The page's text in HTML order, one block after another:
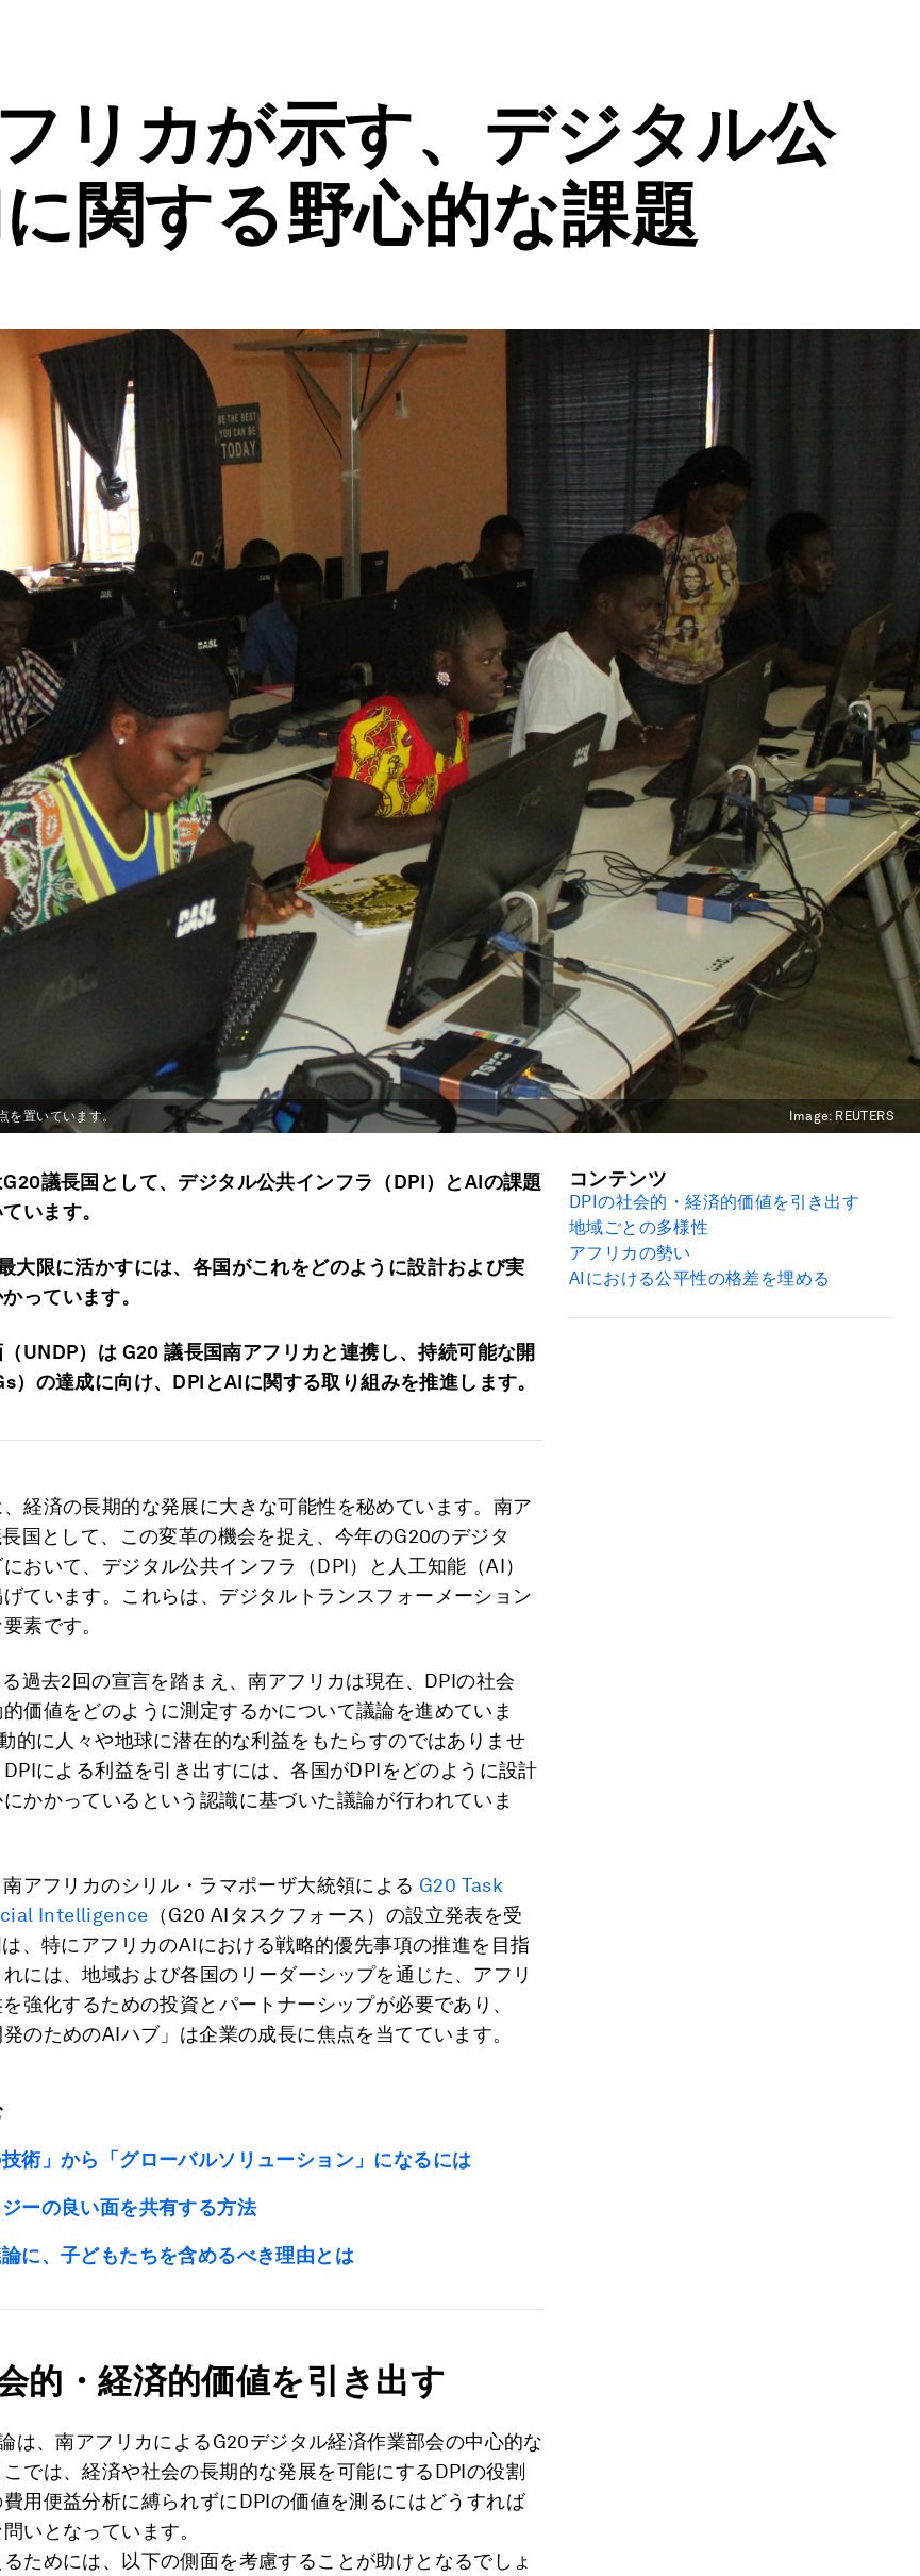
リカが示す、デジタル公
関する野心的な課題
置いています。 Image: REUTERS
議長国として、デジタル公共インフラ（DPI）とAIの課題
います。
大限に活かすには、各国がこれをどのように設計および実
っています。
UNDP）は G20 議長国南アフリカと連携し、持続可能な開
）の達成に向け、DPIとAIに関する取り組みを推進します。
経済の長期的な発展に大きな可能性を秘めています。南ア
国として、この変革の機会を捉え、今年のG20のデジタ
おいて、デジタル公共インフラ（DPI）と人工知能（AI）
ています。これらは、デジタルトランスフォーメーション
素です。
過去2回の宣言を踏まえ、南アフリカは現在、DPIの社会
価値をどのように測定するかについて議論を進めていま
的に人々や地球に潜在的な利益をもたらすのではありませ
による利益を引き出すには、各国がDPIをどのように設計
かかっているという認識に基づいた議論が行われていま
アフリカのシリル・ラマポーザ大統領による G20 Task
Intelligence （G20 AIタスクフォース）の設立発表を受
、特にアフリカのAIにおける戦略的優先事項の推進を目指
には、地域および各国のリーダーシップを通じた、アフリ
強化するための投資とパートナーシップが必要であり、
発のためのAIハブ」は企業の成長に焦点を当てています。
術」から「グローバルソリューション」になるには
ーの良い面を共有する方法
に、子どもたちを含めるべき理由とは
的・経済的価値を引き出す
は、南アフリカによるG20デジタル経済作業部会の中心的な
では、経済や社会の長期的な発展を可能にするDPIの役割
用便益分析に縛られずにDPIの価値を測るにはどうすれば
いとなっています。
ためには、以下の側面を考慮することが助けとなるでしょ
コンテンツ
DPIの社会的・経済的価値を引き出す
地域ごとの多様性
アフリカの勢い
AIにおける公平性の格差を埋める